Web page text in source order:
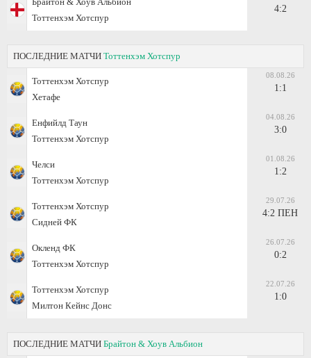
Тоттенхэм Хотспур
4:2
ПОСЛЕДНИЕ МАТЧИ Тоттенхэм Хотспур
Тоттенхэм Хотспур
Хетафе
08.08.26
1:1
Енфийлд Таун
Тоттенхэм Хотспур
04.08.26
3:0
Челси
Тоттенхэм Хотспур
01.08.26
1:2
Тоттенхэм Хотспур
Сидней ФК
29.07.26
4:2 ПЕН
Окленд ФК
Тоттенхэм Хотспур
26.07.26
0:2
Тоттенхэм Хотспур
Милтон Кейнс Донс
22.07.26
1:0
ПОСЛЕДНИЕ МАТЧИ Брайтон & Хоув Альбион